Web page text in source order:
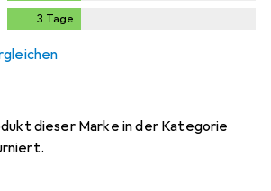
3 Tage
dieser Marke in der Kategorie